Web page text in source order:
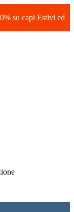
su capi Estivi ed